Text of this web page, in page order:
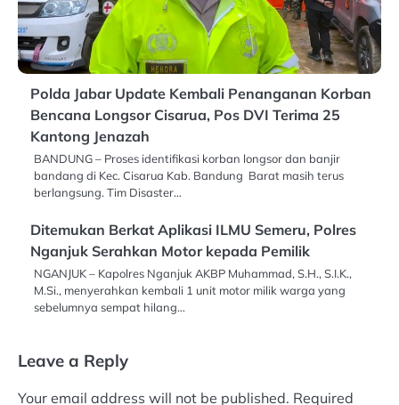
Polda Jabar Update Kembali Penanganan Korban
Bencana Longsor Cisarua, Pos DVI Terima 25
Kantong Jenazah
BANDUNG – Proses identifikasi korban longsor dan banjir
bandang di Kec. Cisarua Kab. Bandung Barat masih terus
berlangsung. Tim Disaster…
Ditemukan Berkat Aplikasi ILMU Semeru, Polres
Nganjuk Serahkan Motor kepada Pemilik
NGANJUK – Kapolres Nganjuk AKBP Muhammad, S.H., S.I.K.,
M.Si., menyerahkan kembali 1 unit motor milik warga yang
sebelumnya sempat hilang…
Leave a Reply
Your email address will not be published. Required